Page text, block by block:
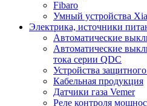
Fibaro
Умный устройства
Электрика, источники
Автоматические
Автоматические
тока серии QDC
Устройства
Кабельная продукция
Датчики газа Vemer
Реле контроля